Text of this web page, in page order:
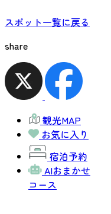
スポット一覧に戻る
share
観光MAP
お気に入り
宿泊予約
AIおまかせ
コース